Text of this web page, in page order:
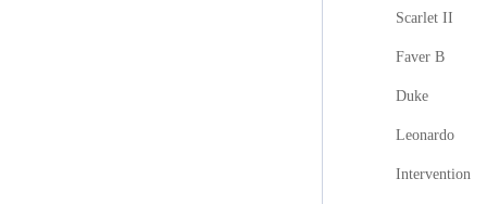
Scarlet II
Faver B
Duke
Leonardo
Intervention